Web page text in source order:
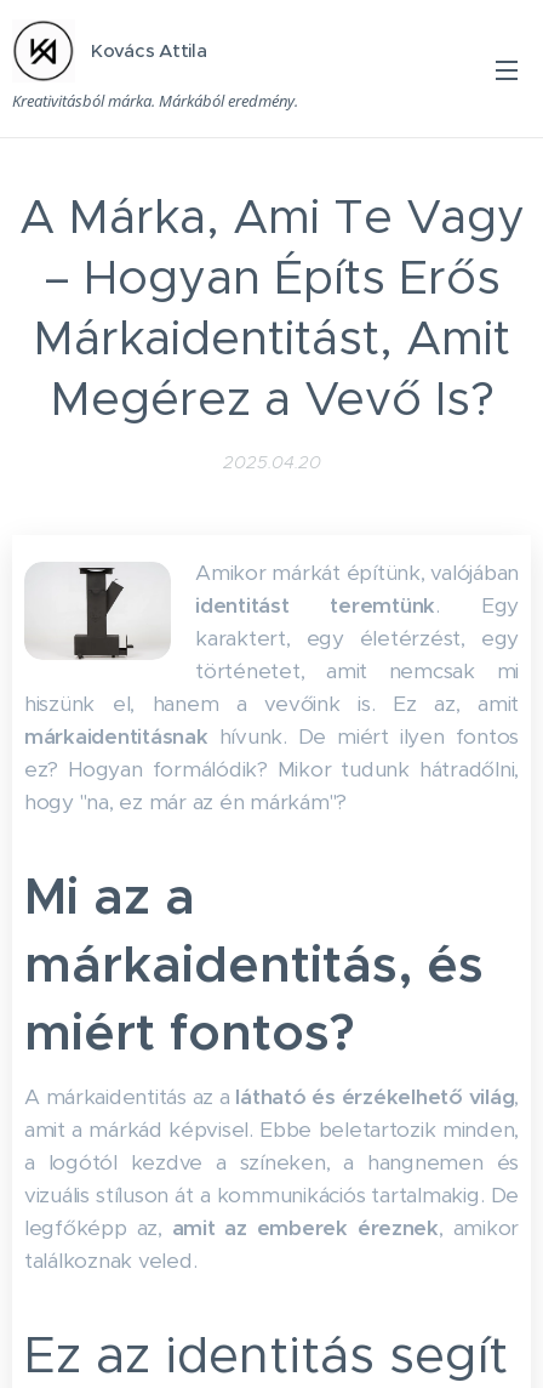
Kovács Attila
Kreativitásból márka. Márkából eredmény.
A Márka, Ami Te Vagy
– Hogyan Építs Erős
Márkaidentitást, Amit
Megérez a Vevő Is?
2025.04.20
Amikor márkát építünk, valójában
identitást teremtünk. Egy
karaktert, egy életérzést, egy
történetet, amit nemcsak mi
hiszünk el, hanem a vevőink is. Ez az, amit
márkaidentitásnak hívunk. De miért ilyen fontos
ez? Hogyan formálódik? Mikor tudunk hátradőlni,
hogy "na, ez már az én márkám"?
Mi az a
márkaidentitás, és
miért fontos?
A márkaidentitás az a látható és érzékelhető világ,
amit a márkád képvisel. Ebbe beletartozik minden,
a logótól kezdve a színeken, a hangnemen és
vizuális stíluson át a kommunikációs tartalmakig. De
legfőképp az, amit az emberek éreznek, amikor
találkoznak veled.
Ez az identitás segít